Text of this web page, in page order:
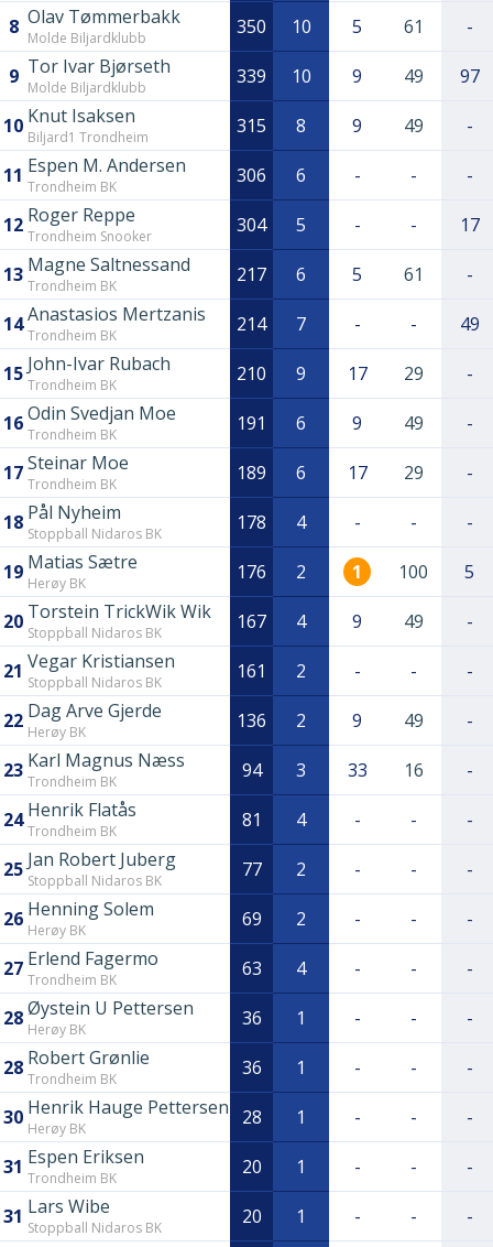
8 Olav Tømmerbakk
Molde Biljardklubb 350 10 5 61 -
9 Tor Ivar Bjørseth
Molde Biljardklubb 339 10 9 49 97
10 Knut Isaksen
Biljard1 Trondheim 315 8 9 49 -
11 Espen M. Andersen
Trondheim BK 306 6 - - -
12 Roger Reppe
Trondheim Snooker 304 5 - - 17
13 Magne Saltnessand
Trondheim BK 217 6 5 61 -
14Anastasios Mertzanis
Trondheim BK 214 7 - - 49
15 John-Ivar Rubach
Trondheim BK 210 9 17 29 -
16Odin Svedjan Moe
Trondheim BK 191 6 9 49 -
17Steinar Moe
Trondheim BK 189 6 17 29 -
18 Pål Nyheim
Stoppball Nidaros BK 178 4 - - -
19 Matias Sætre
Herøy BK 176 2 1 100 5
20 Torstein TrickWik Wik
Stoppball Nidaros BK 167 4 9 49 -
21 Vegar Kristiansen
Stoppball Nidaros BK 161 2 - - -
22 Dag Arve Gjerde
Herøy BK 136 2 9 49 -
23 Karl Magnus Næss
Trondheim BK 94 3 33 16 -
24 Henrik Flatås
Trondheim BK 81 4 - - -
25 Jan Robert Juberg
Stoppball Nidaros BK 77 2 - - -
26 Henning Solem
Herøy BK 69 2 - - -
27 Erlend Fagermo
Trondheim BK 63 4 - - -
28Øystein U Pettersen
Herøy BK 36 1 - - -
28 Robert Grønlie
Trondheim BK 36 1 - - -
30 Henrik Hauge Pettersen
Herøy BK 28 1 - - -
31 Espen Eriksen
Trondheim BK 20 1 - - -
31 Lars Wibe
Stoppball Nidaros BK 20 1 - -
-